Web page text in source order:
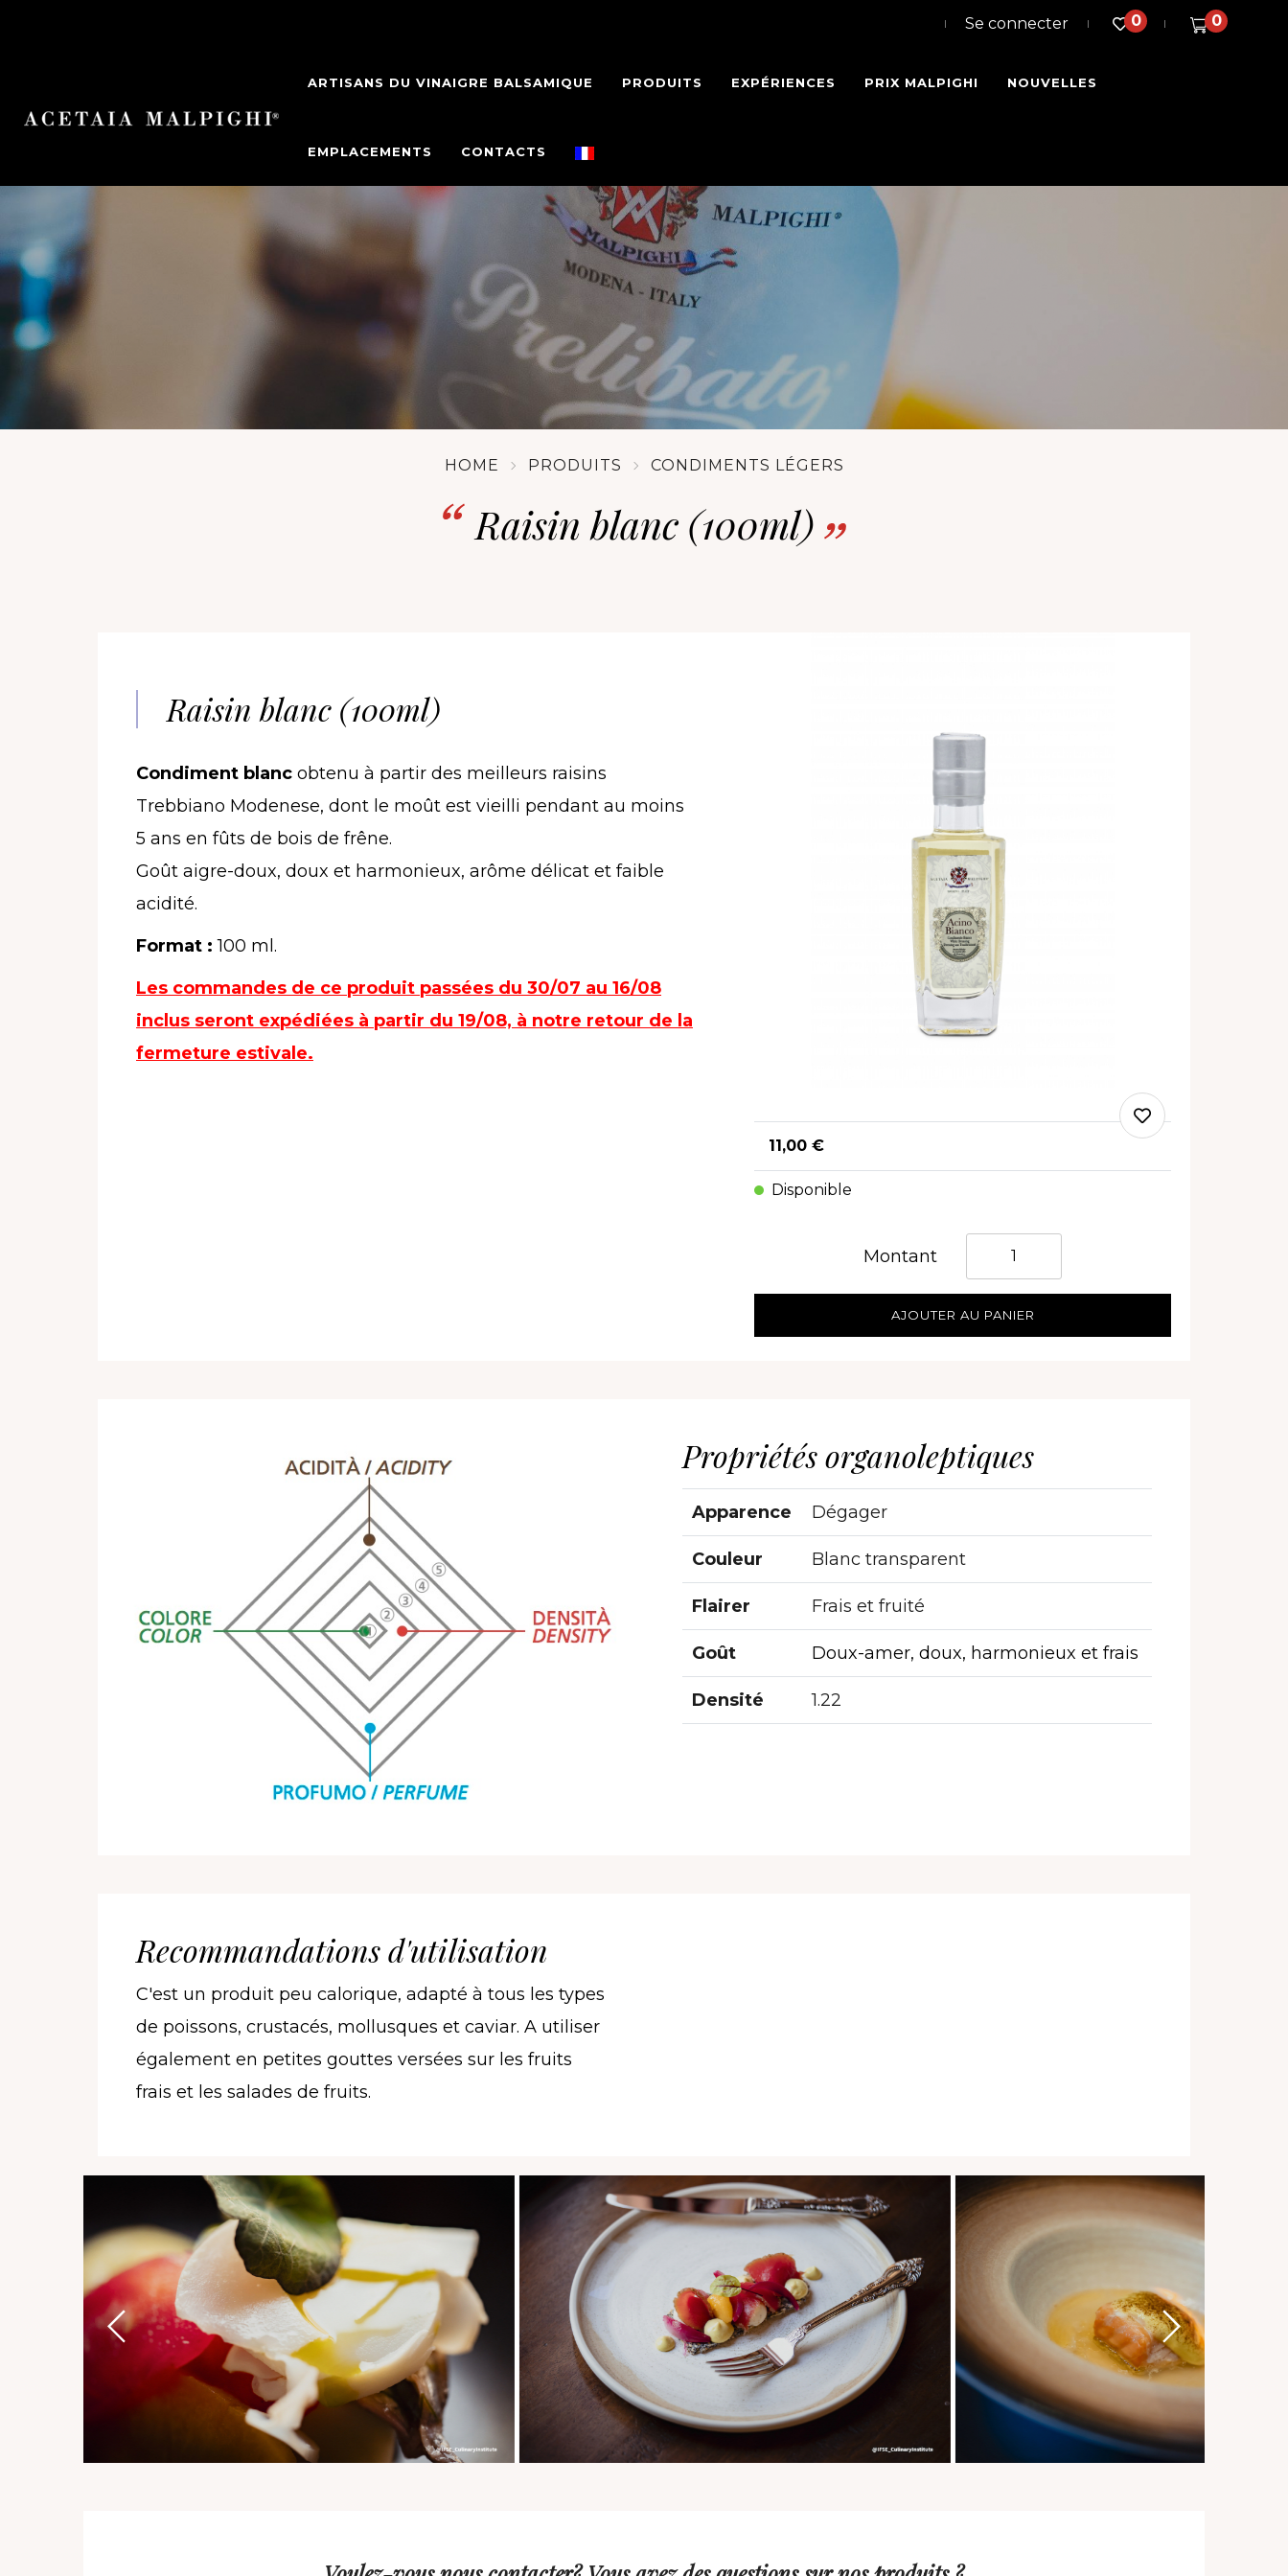
Se connecter 0 0
ARTISANS DU VINAIGRE BALSAMIQUE PRODUITS EXPÉRIENCES PRIX MALPIGHI NOUVELLES
EMPLACEMENTS CONTACTS
HOME PRODUITS CONDIMENTS LÉGERS
Raisin blanc (100ml)
Raisin blanc (100ml)
Condiment blanc obtenu à partir des meilleurs raisins
Trebbiano Modenese, dont le moût est vieilli pendant au moins
5 ans en fûts de bois de frêne.
Goût aigre-doux, doux et harmonieux, arôme délicat et faible
acidité.
Format : 100 ml.
Les commandes de ce produit passées du 30/07 au 16/08
inclus seront expédiées à partir du 19/08, à notre retour de la
fermeture estivale.
11,00 €
Disponible
Montant Quantità
AJOUTER AU PANIER
Propriétés organoleptiques
Apparence Dégager
Couleur Blanc transparent
Flairer Frais et fruité
Goût Doux-amer, doux, harmonieux et frais
Densité 1.22
Recommandations d'utilisation
C'est un produit peu calorique, adapté à tous les types
de poissons, crustacés, mollusques et caviar. A utiliser
également en petites gouttes versées sur les fruits
frais et les salades de fruits.